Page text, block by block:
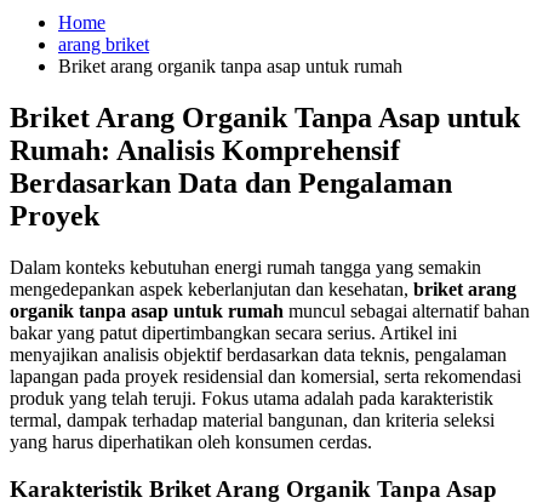
Home
arang briket
Briket arang organik tanpa asap untuk rumah
Briket Arang Organik Tanpa Asap untuk
Rumah: Analisis Komprehensif
Berdasarkan Data dan Pengalaman
Proyek
Dalam konteks kebutuhan energi rumah tangga yang semakin
mengedepankan aspek keberlanjutan dan kesehatan, briket arang
organik tanpa asap untuk rumah muncul sebagai alternatif bahan
bakar yang patut dipertimbangkan secara serius. Artikel ini
menyajikan analisis objektif berdasarkan data teknis, pengalaman
lapangan pada proyek residensial dan komersial, serta rekomendasi
produk yang telah teruji. Fokus utama adalah pada karakteristik
termal, dampak terhadap material bangunan, dan kriteria seleksi
yang harus diperhatikan oleh konsumen cerdas.
Karakteristik Briket Arang Organik Tanpa Asap